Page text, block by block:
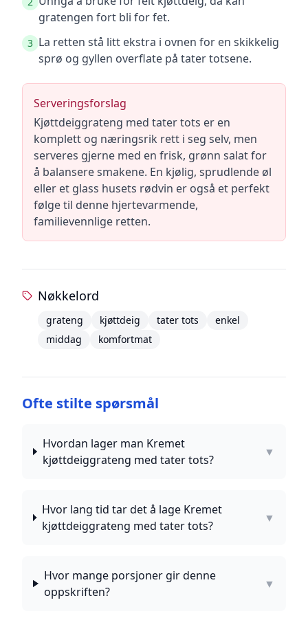
gratengen fort bli for fet.
3 La retten stå litt ekstra i ovnen for en skikkelig
sprø og gyllen overflate på tater totsene.
Serveringsforslag
Kjøttdeiggrateng med tater tots er en
komplett og næringsrik rett i seg selv, men
serveres gjerne med en frisk, grønn salat for
å balansere smakene. En kjølig, sprudlende øl
eller et glass husets rødvin er også et perfekt
følge til denne hjertevarmende,
familievennlige retten.
Nøkkelord
grateng kjøttdeig tater tots
enkel
middag
komfortmat
Ofte stilte spørsmål
Hvordan lager man Kremet
kjøttdeiggrateng med tater tots?
▼
Hvor lang tid tar det å lage Kremet
kjøttdeiggrateng med tater tots?
▼
Hvor mange porsjoner gir denne
oppskriften?
▼